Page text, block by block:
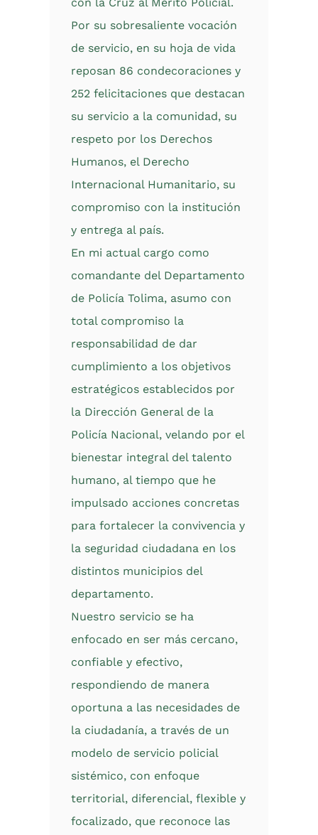
Por su sobresaliente vocación
de servicio, en su hoja de vida
reposan 86 condecoraciones y
252 felicitaciones que destacan
su servicio a la comunidad, su
respeto por los Derechos
Humanos, el Derecho
Internacional Humanitario, su
compromiso con la institución
y entrega al país.
En mi actual cargo como
comandante del Departamento
de Policía Tolima, asumo con
total compromiso la
responsabilidad de dar
cumplimiento a los objetivos
estratégicos establecidos por
la Dirección General de la
Policía Nacional, velando por el
bienestar integral del talento
humano, al tiempo que he
impulsado acciones concretas
para fortalecer la convivencia y
la seguridad ciudadana en los
distintos municipios del
departamento.
Nuestro servicio se ha
enfocado en ser más cercano,
confiable y efectivo,
respondiendo de manera
oportuna a las necesidades de
la ciudadanía, a través de un
modelo de servicio policial
sistémico, con enfoque
territorial, diferencial, flexible y
focalizado, que reconoce las